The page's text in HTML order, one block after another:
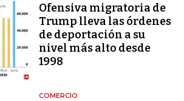
Ofensiva migratoria de
Trump lleva las órdenes
de deportación a su
nivel más alto desde
1998
COMERCIO